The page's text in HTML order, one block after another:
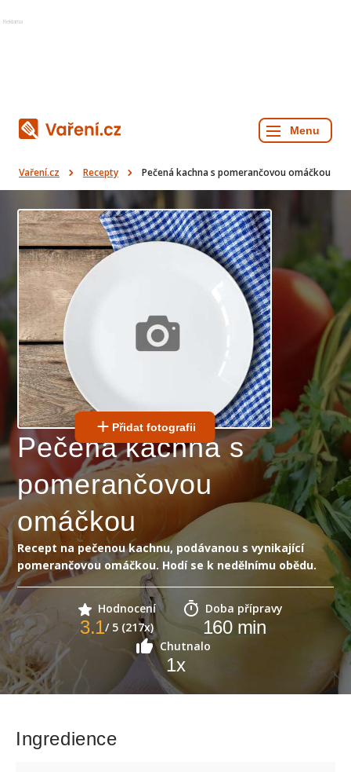
Reklama
Vaření.cz Recepty Pečená kachna s pomerančovou omáčkou
Přidat fotografii
Pečená kachna s
pomerančovou
omáčkou
Recept na pečenou kachnu, podávanou s vynikající
pomerančovou omáčkou. Hodí se k nedělnímu obědu.
Hodnocení
3.1/ 5 (217x)
Doba přípravy
160min
Chutnalo
1x
Ingredience